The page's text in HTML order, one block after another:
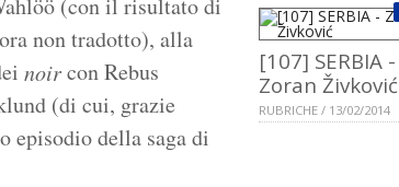
(con il risultato di
non tradotto), alla
noircon Rebus
(di cui, grazie
episodio della saga di
[107] SERBIA -
Zoran Živković
RUBRICHE / 13/02/2014